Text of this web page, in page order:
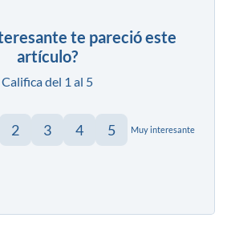
te pareció este
artículo?
Califica del 1 al 5
2 3 4 5 Muy interesante